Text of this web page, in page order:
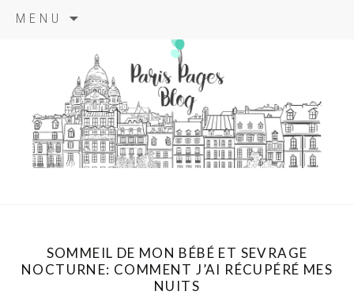
MENU
principal
paris pages
blog
SOMMEIL DE MON BÉBÉ ET SEVRAGE
NOCTURNE: COMMENT J’AI RÉCUPÉRÉ MES
NUITS